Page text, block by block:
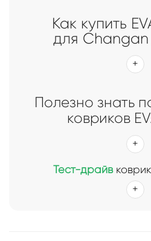
Как купить
для
Полезно знать
ковриков
Тест-драйв